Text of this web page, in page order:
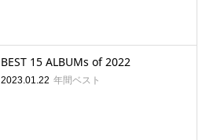
BEST 15 ALBUMs of 2022
2023.01.22 年間ベスト